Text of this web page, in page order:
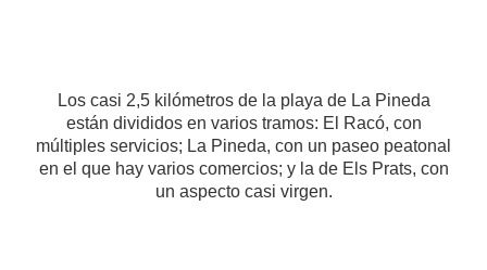
Los casi 2,5 kilómetros de la playa de La Pineda
están divididos en varios tramos: El Racó, con
múltiples servicios; La Pineda, con un paseo peatonal
en el que hay varios comercios; y la de Els Prats, con
un aspecto casi virgen.